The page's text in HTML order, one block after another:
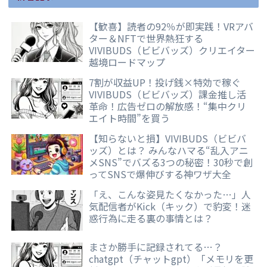
【歓喜】読者の92％が即実践！VRアバ
ター＆NFTで世界熱狂する
VIVIBUDS（ビビバッズ）クリエイター
越境ロードマップ
7割が収益UP！投げ銭×特効で稼ぐ
VIVIBUDS（ビビバッズ）課金推し活
革命！広告ゼロの解放感！“集中クリ
エイト時間”を買う
【知らないと損】VIVIBUDS（ビビバ
ッズ）とは？ みんなハマる“乱入アニ
メSNS”でバズる3つの秘密！30秒で創
ってSNSで爆伸びする神ワザ大全
「え、こんな姿見たくなかった…」人
気配信者がKick（キック）で豹変！迷
惑行為に走る裏の事情とは？
まさか勝手に記録されてる…？
chatgpt（チャットgpt）「メモリを更